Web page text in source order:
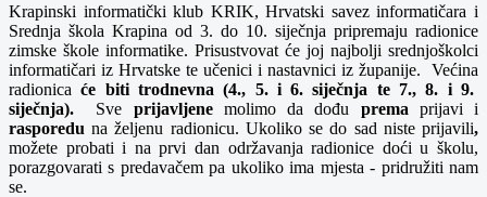
Krapinski informatički klub KRIK, Hrvatski savez informatičara i
Srednja škola Krapina od 3. do 10. siječnja pripremaju radionice
zimske škole informatike. Prisustvovat će joj najbolji srednjoškolci
informatičari iz Hrvatske te učenici i nastavnici iz županije. Većina
radionicaće biti trodnevna (4., 5. i 6. siječnja te 7., 8. i 9.
siječnja).
Sve prijavljenemolimo da dođu prema prijavi i
rasporedu na željenu radionicu. Ukoliko se do sad niste prijavili,
možete probati i na prvi dan održavanja radionice doći u školu,
porazgovarati s predavačem pa ukoliko ima mjesta - pridružiti nam
se.